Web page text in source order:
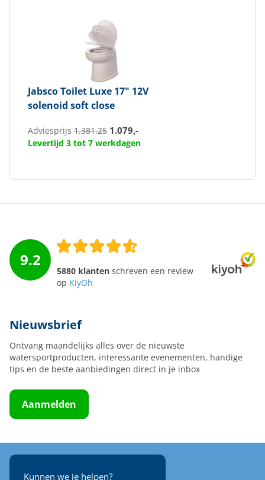
JabscoToilet Luxe 17" 12V
solenoid soft close
Adviesprijs 1.381,25 1.079,-
Levertijd 3 tot 7 werkdagen
9.2
5880 klanten schreven een review
op KiyOh
Nieuwsbrief
Ontvang maandelijks alles over de nieuwste
watersportproducten, interessante evenementen, handige
tips en de beste aanbiedingen direct in je inbox
Aanmelden
Kunnen we je helpen?